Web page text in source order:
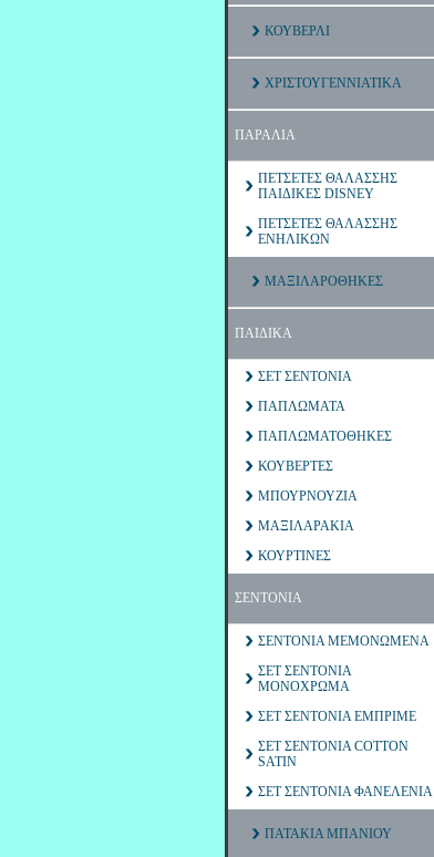
ΚΟΥΒΕΡΛΙ
ΧΡΙΣΤΟΥΓΕΝΝΙΑΤΙΚΑ
ΠΑΡΑΛΙΑ
ΠΕΤΣΕΤΕΣ ΘΑΛΑΣΣΗΣ
ΠΑΙΔΙΚΕΣ DISNEY
ΠΕΤΣΕΤΕΣ ΘΑΛΑΣΣΗΣ
ΕΝΗΛΙΚΩΝ
ΜΑΞΙΛΑΡΟΘΗΚΕΣ
ΠΑΙΔΙΚΑ
ΣΕΤ ΣΕΝΤΟΝΙΑ
ΠΑΠΛΩΜΑΤΑ
ΠΑΠΛΩΜΑΤΟΘΗΚΕΣ
ΚΟΥΒΕΡΤΕΣ
ΜΠΟΥΡΝΟΥΖΙΑ
ΜΑΞΙΛΑΡΑΚΙΑ
ΚΟΥΡΤΙΝΕΣ
ΣΕΝΤΟΝΙΑ
ΣΕΝΤΟΝΙΑ ΜΕΜΟΝΩΜΕΝΑ
ΣΕΤ ΣΕΝΤΟΝΙΑ
ΜΟΝΟΧΡΩΜΑ
ΣΕΤ ΣΕΝΤΟΝΙΑ ΕΜΠΡΙΜΕ
ΣΕΤ ΣΕΝΤΟΝΙΑ COTTON
SATIN
ΣΕΤ ΣΕΝΤΟΝΙΑ ΦΑΝΕΛΕΝΙΑ
ΠΑΤΑΚΙΑ ΜΠΑΝΙΟΥ